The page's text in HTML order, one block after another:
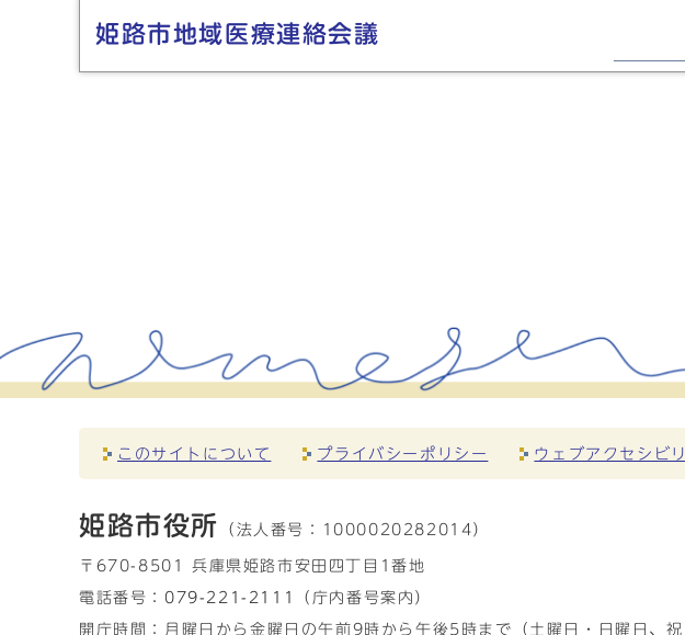
姫路市地域医療連絡会議
このサイトについて プライバシーポリシー ウェブアクセシビ
姫路市役所 （法人番号： 1000020282014）
〒670-8501 兵庫県姫路市安田四丁目1番地
電話番号： 079-221-2111
（庁内番号案内）
開庁時間：月曜日から金曜日の午前9時から午後5時まで（土曜日・日曜日、